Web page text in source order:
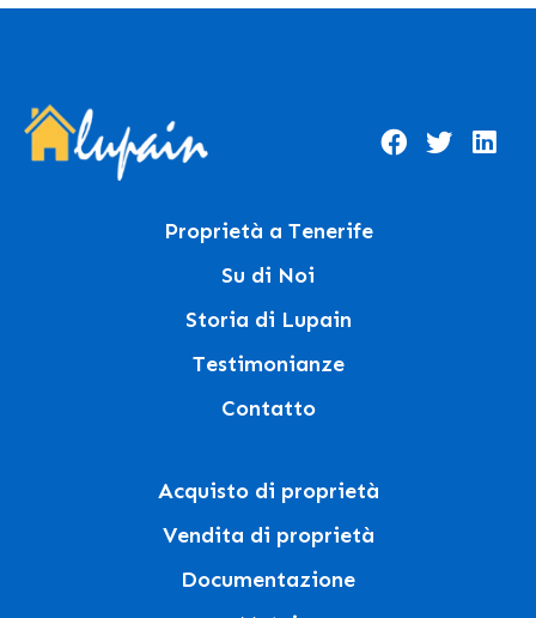
Proprietà a Tenerife
Su di Noi
Storia di Lupain
Testimonianze
Contatto
Acquisto di proprietà
Vendita di proprietà
Documentazione